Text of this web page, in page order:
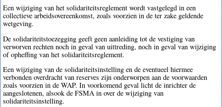
Een wijziging van het solidariteitsreglement wordt vastgelegd in een
collectieve arbeidsovereenkomst, zoals voorzien in de ter zake geldende
wetgeving.
De solidariteitstoezegging geeft geen aanleiding tot de vestiging van
verworven rechten noch in geval van uittreding, noch in geval van wijziging
of opheffing van het solidariteitsreglement.
Een wijziging van de solidariteitsinstelling en de eventueel hiermee
verbonden overdracht van reserves zijn onderworpen aan de voorwaarden
zoals voorzien in de WAP. In voorkomend geval licht de inrichter de
aangeslotenen, alsook de FSMA in over de wijziging van
solidariteitsinstelling.